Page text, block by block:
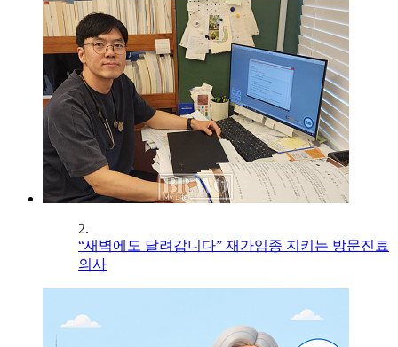
2.
“새벽에도 달려갑니다” 재가임종 지키는 방문진료
의사